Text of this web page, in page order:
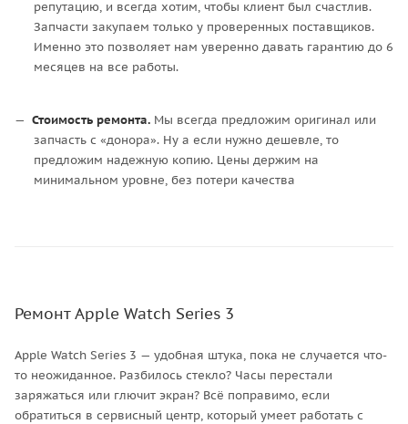
репутацию, и всегда хотим, чтобы клиент был счастлив.
Запчасти закупаем только у проверенных поставщиков.
Именно это позволяет нам уверенно давать гарантию до 6
месяцев на все работы.
Стоимость ремонта. Мы всегда предложим оригинал или
запчасть с «донора». Ну а если нужно дешевле, то
предложим надежную копию. Цены держим на
минимальном уровне, без потери качества
Ремонт Apple Watch Series 3
Apple Watch Series 3 — удобная штука, пока не случается что-
то неожиданное. Разбилось стекло? Часы перестали
заряжаться или глючит экран? Всё поправимо, если
обратиться в сервисный центр, который умеет работать с